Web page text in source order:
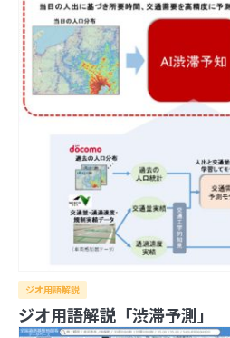
3
旅も日常も思い出に
動でGPSログを記録
写真を都道府県の
同じ文字でも全然
難しさ
ジオ用語解説
ジオ用語解説「渋滞予測」